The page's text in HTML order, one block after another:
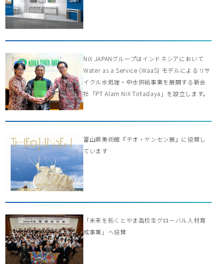
NiX JAPANグループはインドネシアにおいて
Water as a Service (WaaS) モデルによるリサ
イクル水処理・中水供給事業を展開する新会
社「PT Alam NiX Tirtadaya」を設立します。
富山県美術館『テオ・ヤンセン展』に協賛し
ています
「未来を拓くとやま高校生グローバル人材育
成事業」へ協賛